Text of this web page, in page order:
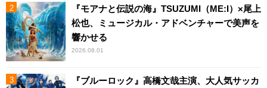
『モアナと伝説の海』TSUZUMI（ME:I）×尾上
松也、ミュージカル・アドベンチャーで美声を
響かせる
2026.08.01
『ブルーロック』高橋文哉主演、大人気サッカ